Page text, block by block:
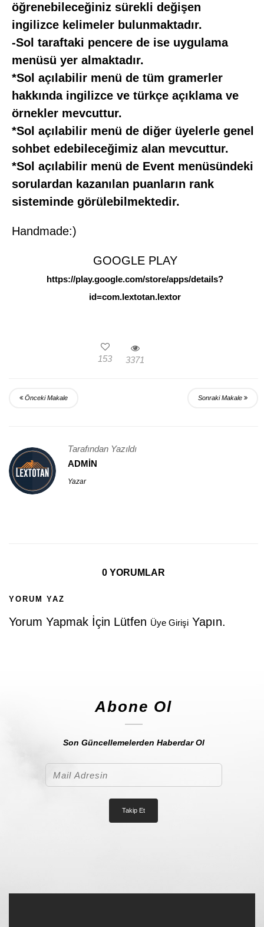
öğrenebileceğiniz sürekli değişen
ingilizce kelimeler bulunmaktadır.
-Sol taraftaki pencere de ise uygulama
menüsü yer almaktadır.
*Sol açılabilir menü de tüm gramerler
hakkında ingilizce ve türkçe açıklama ve
örnekler mevcuttur.
*Sol açılabilir menü de diğer üyelerle genel
sohbet edebileceğimiz alan mevcuttur.
*Sol açılabilir menü de Event menüsündeki
sorulardan kazanılan puanların rank
sisteminde görülebilmektedir.
Handmade:)
GOOGLE PLAY
https://play.google.com/store/apps/details?
id=com.lextotan.lextor
153 3371
Önceki Makale Sonraki Makale
Tarafından Yazıldı
ADMIN
Yazar
0 YORUMLAR
YORUM YAZ
Yorum Yapmak İçin Lütfen Üye Girişi Yapın.
Abone Ol
Son Güncellemelerden Haberdar Ol